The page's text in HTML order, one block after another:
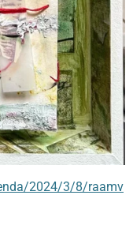
2024/3/8/raamv